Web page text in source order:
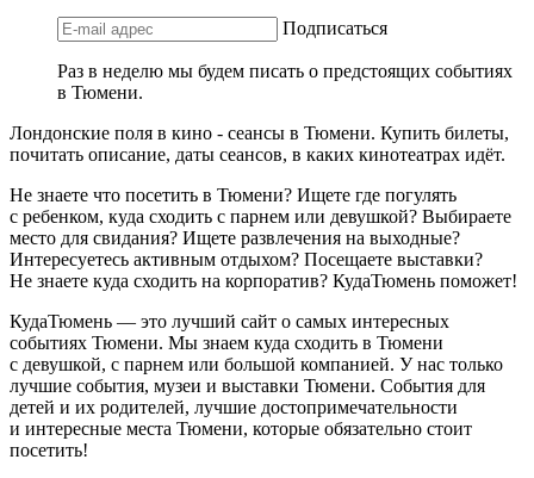
Подписаться
Раз в неделю мы будем писать о предстоящих событиях
в Тюмени.
Лондонские поля в кино - сеансы в Тюмени. Купить билеты,
почитать описание, даты сеансов, в каких кинотеатрах идёт.
Не знаете что посетить в Тюмени? Ищете где погулять
с ребенком, куда сходить с парнем или девушкой? Выбираете
место для свидания? Ищете развлечения на выходные?
Интересуетесь активным отдыхом? Посещаете выставки?
Не знаете куда сходить на корпоратив? КудаТюмень поможет!
КудаТюмень — это лучший сайт о самых интересных
событиях Тюмени. Мы знаем куда сходить в Тюмени
с девушкой, с парнем или большой компанией. У нас только
лучшие события, музеи и выставки Тюмени. События для
детей и их родителей, лучшие достопримечательности
и интересные места Тюмени, которые обязательно стоит
посетить!